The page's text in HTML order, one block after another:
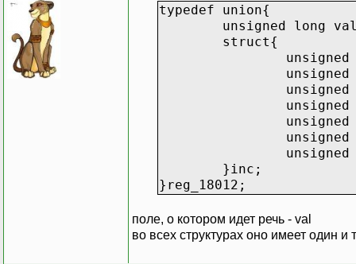
typedef union{
unsigned long
struct{
unsigned
unsigned
unsigned
}inc;
}reg_18012;
поле, о котором идет речь - val
во всех структурах оно имеет один и